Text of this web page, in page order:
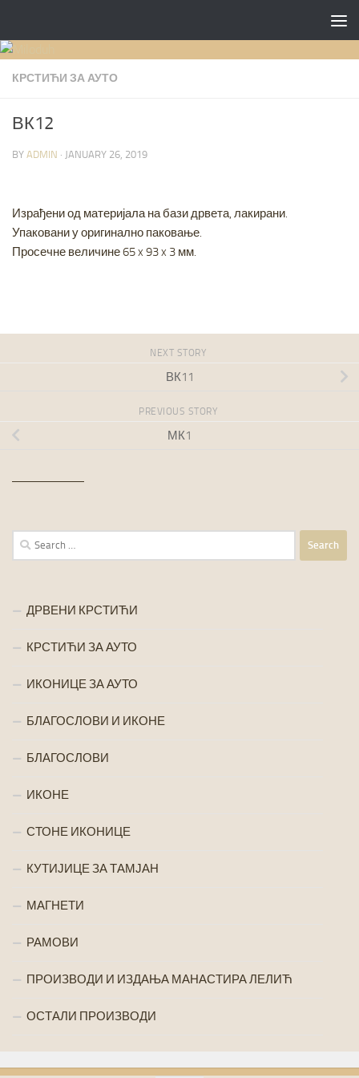
КРСТИЋИ ЗА АУТО
ВК12
BY ADMIN · JANUARY 26, 2019
Израђени од материјала на бази дрвета, лакирани.
Упаковани у оригинално паковање.
Просечне величине 65 x 93 x 3 мм.
NEXT STORY
ВК11
PREVIOUS STORY
МК1
Search
for:
ДРВЕНИ КРСТИЋИ
КРСТИЋИ ЗА АУТО
ИКОНИЦЕ ЗА АУТО
БЛАГОСЛОВИ И ИКОНЕ
БЛАГОСЛОВИ
ИКОНЕ
СТОНЕ ИКОНИЦЕ
КУТИЈИЦЕ ЗА ТАМЈАН
МАГНЕТИ
РАМОВИ
ПРОИЗВОДИ И ИЗДАЊА МАНАСТИРА ЛЕЛИЋ
ОСТАЛИ ПРОИЗВОДИ